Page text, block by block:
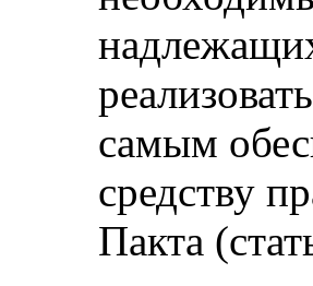
самым
средству
Пакта